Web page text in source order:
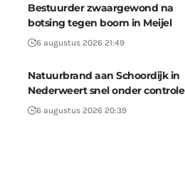
Bestuurder zwaargewond na
botsing tegen boom in Meijel
6 augustus 2026 21:49
Natuurbrand aan Schoordijk in
Nederweert snel onder controle
6 augustus 2026 20:39